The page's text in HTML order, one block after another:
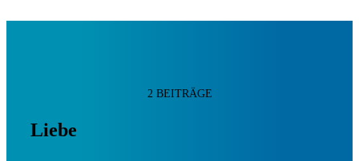
2 BEITRÄGE
Liebe